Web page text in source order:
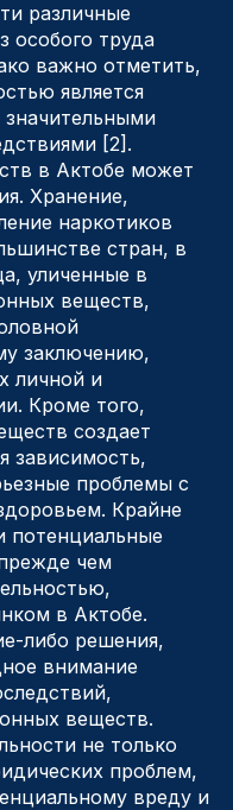
различные
особого труда
важно отметить,
является
[2].
в Актобе может
Хранение,
наркотиков
стран, в
уличенные в
веществ,
заключению,
личной и
Кроме того,
создает
зависимость,
проблемы с
Крайне
потенциальные
чем
в Актобе.
либо решения,
внимание
веществ.
не только
проблем,
вреду и